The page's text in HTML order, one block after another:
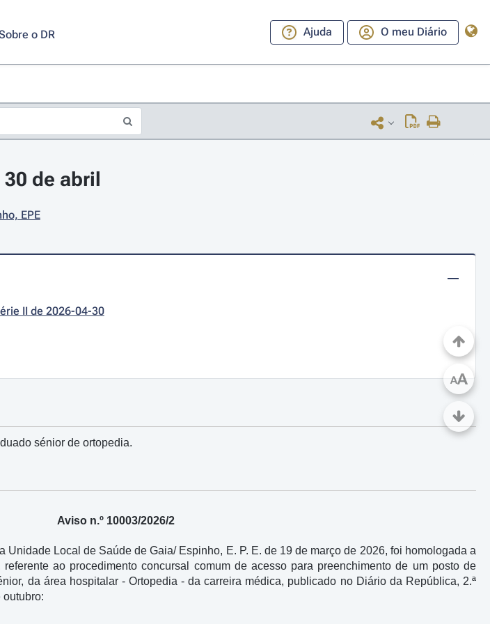
o DR Ajuda O meu Diário
de abril
EPE
II de 2026-04-30
sénior de ortopedia.
Aviso n.º 10003/2026/2
Local de Saúde de Gaia/ Espinho, E. P. E. de 19 de março de 2026, foi homologada a
ao procedimento concursal comum de acesso para preenchimento de um posto de
da área hospitalar - Ortopedia - da carreira médica, publicado no Diário da República, 2.ª
outubro:
AA